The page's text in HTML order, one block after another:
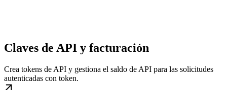
Claves de API y facturación
Crea tokens de API y gestiona el saldo de API para las solicitudes
autenticadas con token.